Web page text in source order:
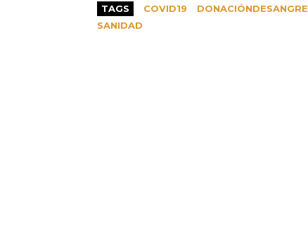
TAGS COVID19 DONACIÓNDESANGRE
SANIDAD